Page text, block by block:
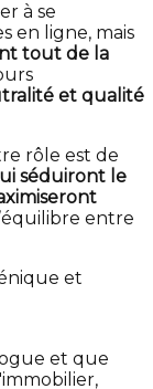
à se
en ligne, mais
tout de la
et qualité
rôle est de
séduiront le
entre
et
et que